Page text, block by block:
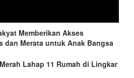
Memberikan Akses
dan Merata untuk Anak Bangsa
Lahap 11 Rumah di Lingkar